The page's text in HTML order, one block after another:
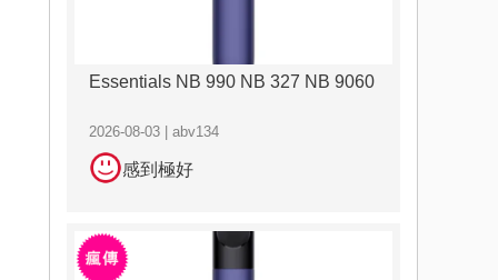
Essentials NB 990 NB 327 NB 9060
2026-08-03 | abv134
感到極好